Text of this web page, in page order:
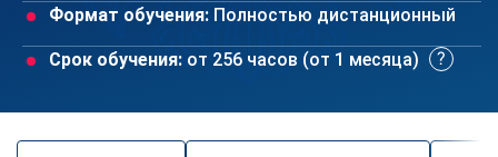
Формат обучения: Полностью дистанционный
Срок обучения: от 256 часов (от 1 месяца)